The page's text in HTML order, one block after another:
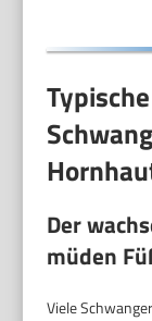
Der
müden
Viele